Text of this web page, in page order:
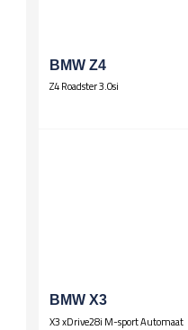
BMW Z4
Z4 Roadster 3.0si
BMW X3
X3 xDrive28i M-sport Automaat